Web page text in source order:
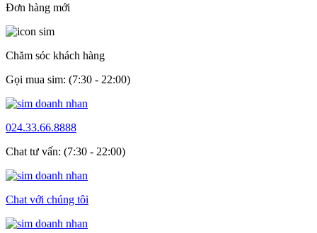
Đơn hàng mới
Chăm sóc khách hàng
Gọi mua sim: (7:30 - 22:00)
024.33.66.8888
Chat tư vấn: (7:30 - 22:00)
Chat với chúng tôi